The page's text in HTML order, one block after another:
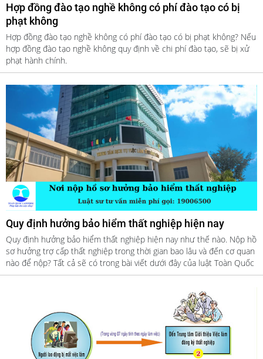
Hợp đồng đào tạo nghề không có phí đào tạo có bị
phạt không
Hợp đồng đào tạo nghề không có phí đào tạo có bị phạt không? Nếu
hợp đồng đào tạo nghề không quy định về chi phí đào tạo, sẽ bị xử
phạt hành chính.
Quy định hưởng bảo hiểm thất nghiệp hiện nay
Quy định hưởng bảo hiểm thất nghiệp hiện nay như thế nào. Nộp hồ
sơ hưởng trợ cấp thất nghiệp trong thời gian bao lâu và đến cơ quan
nào để nộp? Tất cả sẽ có trong bài viết dưới đây của luật Toàn Quốc